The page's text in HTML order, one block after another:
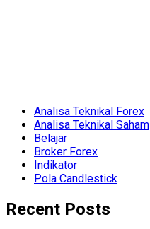
Analisa Teknikal Forex
Analisa Teknikal Saham
Belajar
Broker Forex
Indikator
Pola Candlestick
Recent Posts